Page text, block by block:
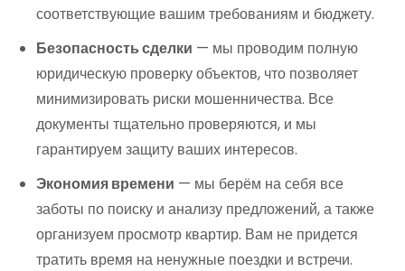
соответствующие вашим требованиям и бюджету.
Безопасность сделки — мы проводим полную
юридическую проверку объектов, что позволяет
минимизировать риски мошенничества. Все
документы тщательно проверяются, и мы
гарантируем защиту ваших интересов.
Экономия времени — мы берём на себя все
заботы по поиску и анализу предложений, а также
организуем просмотр квартир. Вам не придется
тратить время на ненужные поездки и встречи.